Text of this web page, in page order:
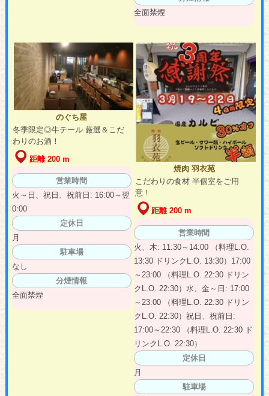
全面禁煙
のぐち屋
冬季限定◎牛テール 厳選＆こだ
わりのお酒！
距離 200 m
営業時間
火～日、祝日、祝前日: 16:00～翌
0:00
定休日
月
駐車場
なし
分煙情報
全面禁煙
焼肉 羽衣苑
こだわりの食材 半個室をご用
意！
距離 200 m
営業時間
火、木: 11:30～14:00 （料理L.O.
13:30 ドリンクL.O. 13:30）17:00
～23:00 （料理L.O. 22:30 ドリン
クL.O. 22:30）水、金～日: 17:00
～23:00 （料理L.O. 22:30 ドリン
クL.O. 22:30）祝日、祝前日:
17:00～22:30 （料理L.O. 22:30 ド
リンクL.O. 22:30）
定休日
月
駐車場